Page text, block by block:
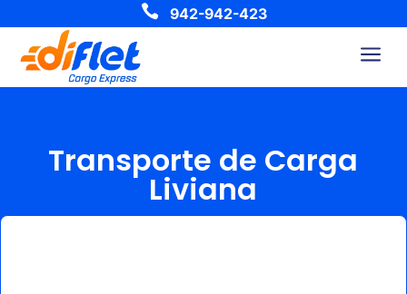
 942-942-423
a
Transporte de Carga
Liviana